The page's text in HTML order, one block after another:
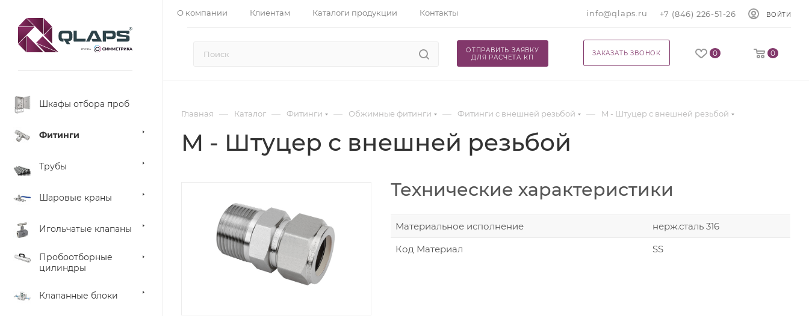
О компании Клиентам Каталоги продукции Контакты info@qlaps.ru +7 (846) 226-51-26 ВОЙТИ
0 0
ЗАКАЗАТЬ ЗВОНОК
ОТПРАВИТЬ ЗАЯВКУ
ДЛЯ РАСЧЕТА КП
Шкафы отбора проб
Фитинги
Трубы
Шаровые краны
Игольчатые клапаны
Пробоотборные
цилиндры
Клапанные блоки
Главная — Каталог — Фитинги — Обжимные фитинги — Фитинги с внешней резьбой — M - Штуцер с внешней резьбой
M - Штуцер с внешней резьбой
Технические характеристики
Материальное исполнение
нерж.сталь 316
Код Материал
SS